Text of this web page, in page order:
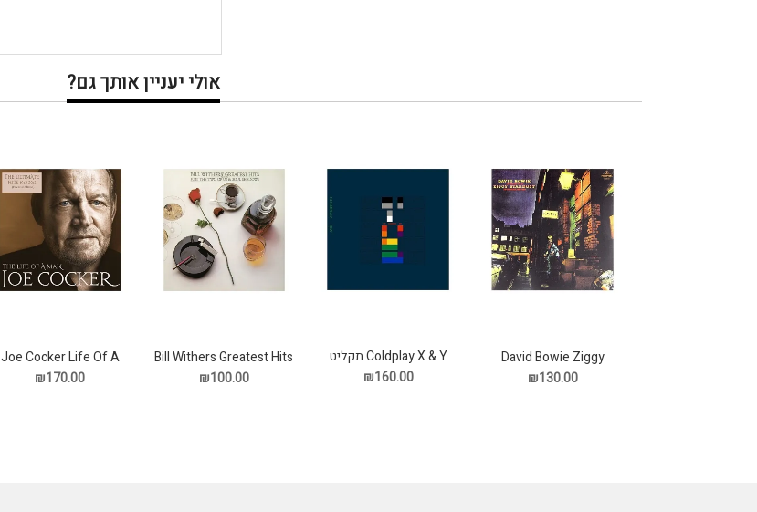
אולי יעניין אותך גם?
David Bowie Ziggy
Stardust תקליט
₪130.00
Coldplay X & Y תקליט
₪160.00
Bill Withers Greatest Hits
תקליט
₪100.00
Joe Cocker Life Of A
Man תקליט
₪170.00